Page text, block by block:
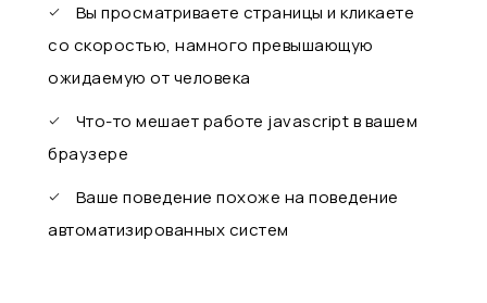
Вы просматриваете страницы и кликаете
со скоростью, намного превышающую
ожидаемую от человека
Что-то мешает работе javascript в вашем
браузере
Ваше поведение похоже на поведение
автоматизированных систем